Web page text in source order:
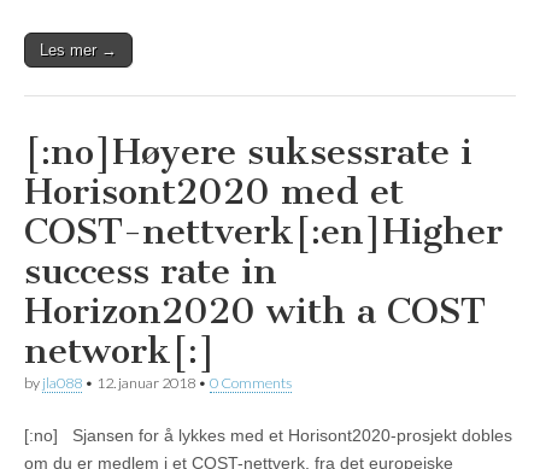
Les mer →
[:no]Høyere suksessrate i
Horisont2020 med et
COST-nettverk[:en]Higher
success rate in
Horizon2020 with a COST
network[:]
by jla088 • 12. januar 2018 • 0 Comments
[:no] Sjansen for å lykkes med et Horisont2020-prosjekt dobles
om du er medlem i et COST-nettverk, fra det europeiske